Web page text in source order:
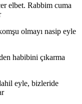
elbet. Rabbim cuma
olmayı nasip eyle
habibini çıkarma
eyle, bizleride